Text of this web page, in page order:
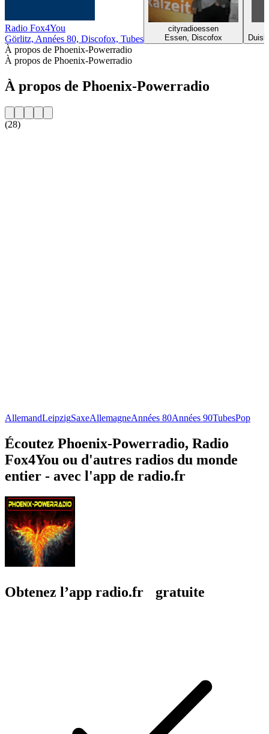
Radio Fox4You
Görlitz, Années 80, Discofox, Tubes
cityradioessen
Essen, Discofox
À propos de Phoenix-Powerradio
À propos de Phoenix-Powerradio
À propos de Phoenix-Powerradio
(28)
AllemandLeipzigSaxeAllemagneAnnées 80Années 90TubesPop
Écoutez Phoenix-Powerradio, Radio
Fox4You ou d'autres radios du monde
entier - avec l'app de radio.fr
Obtenez l’app radio.fr gratuite